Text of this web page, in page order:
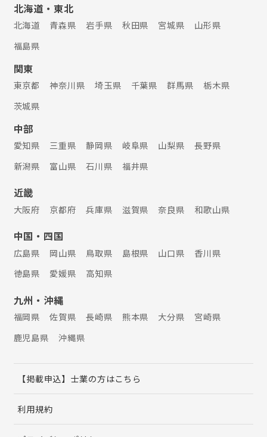
北海道・東北
北海道 青森県 岩手県 秋田県 宮城県
山形県
福島県
関東
東京都 神奈川県 埼玉県 千葉県 群馬県
栃木県
茨城県
中部
愛知県 三重県 静岡県 岐阜県 山梨県
長野県
新潟県
富山県 石川県 福井県
近畿
大阪府 京都府 兵庫県 滋賀県 奈良県 和歌山県
中国・四国
広島県 岡山県 鳥取県 島根県 山口県
香川県
徳島県
愛媛県 高知県
九州・沖縄
福岡県 佐賀県 長崎県 熊本県 大分県
宮崎県
鹿児島県
沖縄県
【掲載申込】士業の方はこちら
利用規約